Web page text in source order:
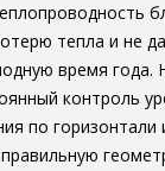
тепла и не
время года.
контроль
по горизонтали